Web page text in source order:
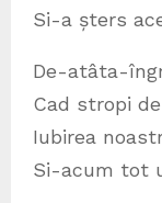
Si-a șters
De-atâta-
Cad stropi
Iubirea
Si-acum tot